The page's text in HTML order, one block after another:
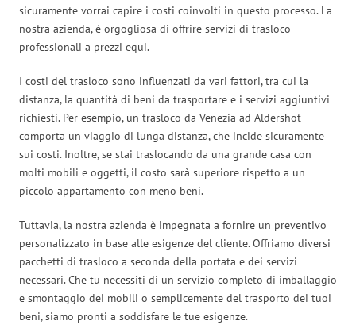
sicuramente vorrai capire i costi coinvolti in questo processo. La
nostra azienda, è orgogliosa di offrire servizi di trasloco
professionali a prezzi equi.
I costi del trasloco sono influenzati da vari fattori, tra cui la
distanza, la quantità di beni da trasportare e i servizi aggiuntivi
richiesti. Per esempio, un trasloco da Venezia ad Aldershot
comporta un viaggio di lunga distanza, che incide sicuramente
sui costi. Inoltre, se stai traslocando da una grande casa con
molti mobili e oggetti, il costo sarà superiore rispetto a un
piccolo appartamento con meno beni.
Tuttavia, la nostra azienda è impegnata a fornire un preventivo
personalizzato in base alle esigenze del cliente. Offriamo diversi
pacchetti di trasloco a seconda della portata e dei servizi
necessari. Che tu necessiti di un servizio completo di imballaggio
e smontaggio dei mobili o semplicemente del trasporto dei tuoi
beni, siamo pronti a soddisfare le tue esigenze.